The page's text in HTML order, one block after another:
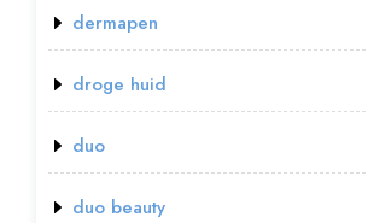
dermapen
droge huid
duo
duo beauty